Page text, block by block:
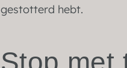
gestotterd hebt.